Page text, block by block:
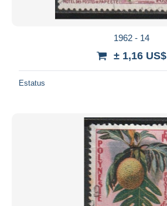
1962 - 14
± 1,16 US$
Estatus